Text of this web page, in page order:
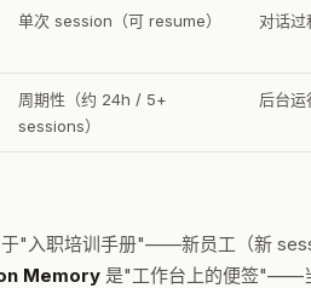
单次 session（可 resume） 对话
周期性（约 24h / 5+
sessions）
后台运
"入职培训手册"——新员工（新
Memory 是"工作台上的便签"——